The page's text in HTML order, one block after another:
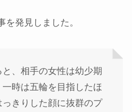
を発見しました。
、相手の女性は幼少期
時は五輪を目指したほ
っきりした顔に抜群のプ